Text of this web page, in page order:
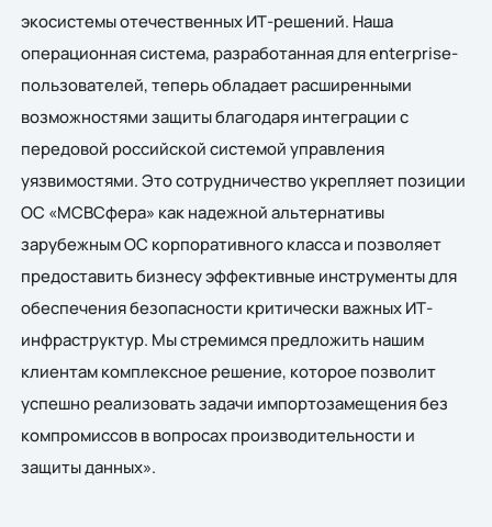
экосистемы отечественных ИТ-решений. Наша
операционная система, разработанная для enterprise-
пользователей, теперь обладает расширенными
возможностями защиты благодаря интеграции с
передовой российской системой управления
уязвимостями. Это сотрудничество укрепляет позиции
ОС «МСВСфера» как надежной альтернативы
зарубежным ОС корпоративного класса и позволяет
предоставить бизнесу эффективные инструменты для
обеспечения безопасности критически важных ИТ-
инфраструктур. Мы стремимся предложить нашим
клиентам комплексное решение, которое позволит
успешно реализовать задачи импортозамещения без
компромиссов в вопросах производительности и
защиты данных».